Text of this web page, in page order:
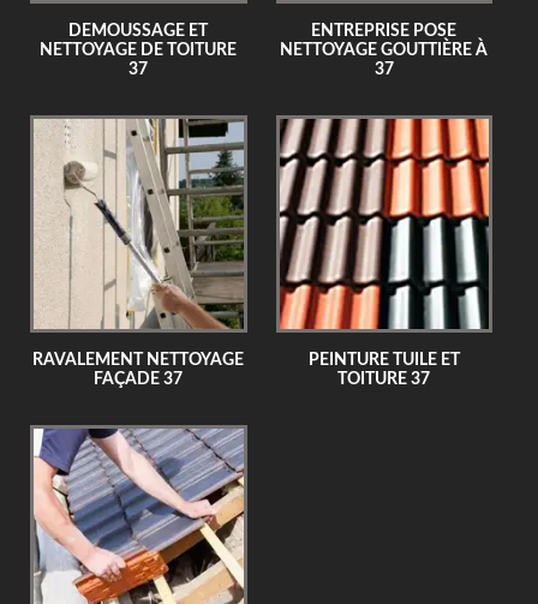
DEMOUSSAGE ET
NETTOYAGE DE TOITURE
37
ENTREPRISE POSE
NETTOYAGE GOUTTIÈRE À
37
RAVALEMENT NETTOYAGE
FAÇADE 37
PEINTURE TUILE ET
TOITURE 37